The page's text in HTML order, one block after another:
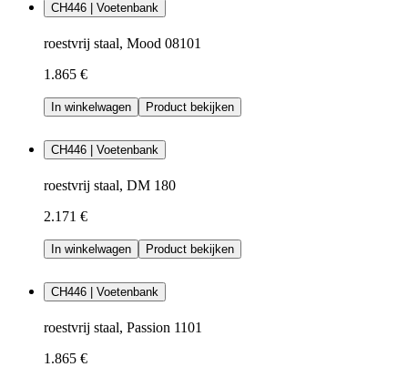
CH446 | Voetenbank
roestvrij staal, Mood 08101
1.865 €
In winkelwagen Product bekijken
CH446 | Voetenbank
roestvrij staal, DM 180
2.171 €
In winkelwagen Product bekijken
CH446 | Voetenbank
roestvrij staal, Passion 1101
1.865 €